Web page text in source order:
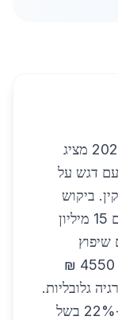
שוק הפלדה והברזל בישראל בשנת 2026 מציג
של 8% בהשוואה ל-2026, עם דגש על
ביקוש
גבוה נובע מהתאוששות תיירותית, עם 15 מיליון
שיפוץ
מלונות. מחיר ממוצע למתכת אירוח: 4550 ₪
אנרגיה גלובליות.
בקריית מוצקין, ביקוש מקומי עלה ב-22% בשל